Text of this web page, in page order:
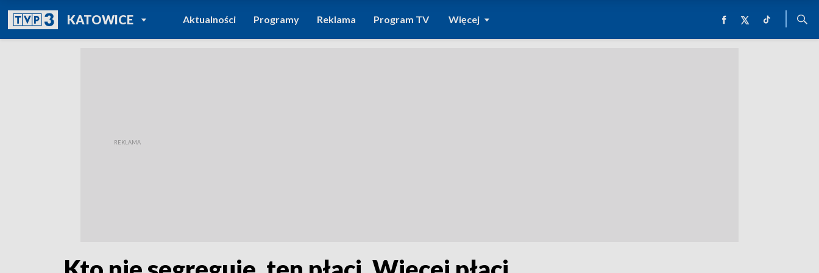
KATOWICEPOWRÓT DO
TVP REGIONY
Aktualności Programy Reklama Program TV Więcej